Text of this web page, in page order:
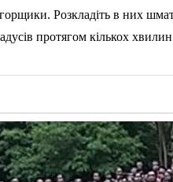
Розкладіть в них
протягом кількох